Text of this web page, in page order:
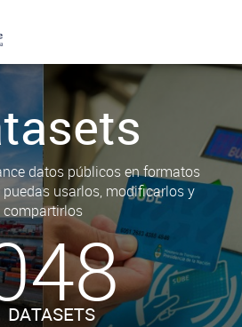
datos públicos en formatos
usarlos, modificarlos y
compartirlos
DATASETS